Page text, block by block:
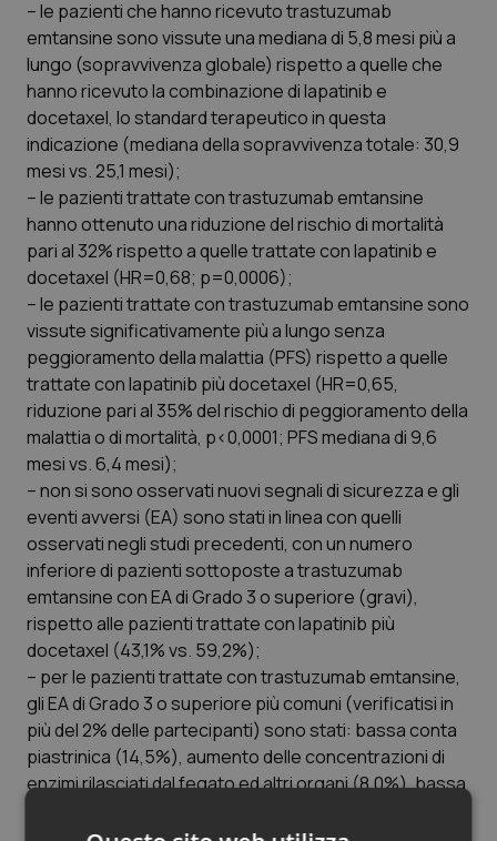
Puglia
Sardegna
Sicilia
Toscana
Umbria
Valle D’Aosta
Veneto
Malattie rare
Malattia di Crohn & Rettocolite Ulcerosa
Neuroscienze & patologie neurodegenerative
Obesità
Oftalmologia
Oncodermatologia
Oncoematologia
Oncologia & Nutrizione
Psoriasi & pelle
Quotidiano Cardiologia
Quotidiano Chirurgia
Quotidiano Oncologia
Quotidiano Pediatria
– le pazienti che hanno ricevuto trastuzumab
emtansine sono vissute una mediana di 5,8 mesi più a
lungo (sopravvivenza globale) rispetto a quelle che
hanno ricevuto la combinazione di lapatinib e
docetaxel, lo standard terapeutico in questa
indicazione (mediana della sopravvivenza totale: 30,9
mesi vs. 25,1 mesi);
– le pazienti trattate con trastuzumab emtansine
hanno ottenuto una riduzione del rischio di mortalità
pari al 32% rispetto a quelle trattate con lapatinib e
docetaxel (HR=0,68; p=0,0006);
– le pazienti trattate con trastuzumab emtansine sono
vissute significativamente più a lungo senza
peggioramento della malattia (PFS) rispetto a quelle
trattate con lapatinib più docetaxel (HR=0,65,
riduzione pari al 35% del rischio di peggioramento della
malattia o di mortalità, p<0,0001; PFS mediana di 9,6
mesi vs. 6,4 mesi);
– non si sono osservati nuovi segnali di sicurezza e gli
eventi avversi (EA) sono stati in linea con quelli
osservati negli studi precedenti, con un numero
inferiore di pazienti sottoposte a trastuzumab
emtansine con EA di Grado 3 o superiore (gravi),
rispetto alle pazienti trattate con lapatinib più
docetaxel (43,1% vs. 59,2%);
– per le pazienti trattate con trastuzumab emtansine,
gli EA di Grado 3 o superiore più comuni (verificatisi in
più del 2% delle partecipanti) sono stati: bassa conta
piastrinica (14,5%), aumento delle concentrazioni di
enzimi rilasciati dal fegato ed altri organi (8,0%), bassa